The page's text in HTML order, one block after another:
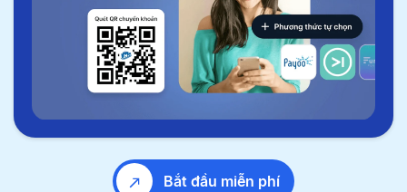
Bắt đầu miễn phí